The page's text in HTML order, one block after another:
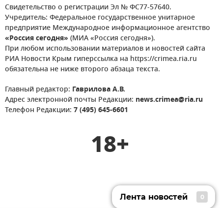
Свидетельство о регистрации Эл № ФС77-57640.
Учредитель: Федеральное государственное унитарное
предприятие Международное информационное агентство
«Россия сегодня» (МИА «Россия сегодня»).
При любом использовании материалов и новостей сайта
РИА Новости Крым гиперссылка на https://crimea.ria.ru
обязательна не ниже второго абзаца текста.
Главный редактор: Гаврилова А.В.
Адрес электронной почты Редакции: news.crimea@ria.ru
Телефон Редакции: 7 (495) 645-6601
18+
Лента новостей 0